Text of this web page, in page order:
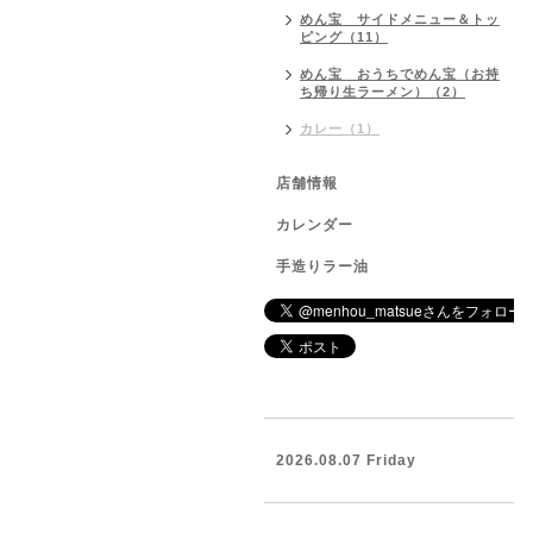
めん宝 サイドメニュー＆トッ
ピング（11）
めん宝 おうちでめん宝（お持
ち帰り生ラーメン）（2）
カレー（1）
店舗情報
カレンダー
手造りラー油
2026.08.07 Friday